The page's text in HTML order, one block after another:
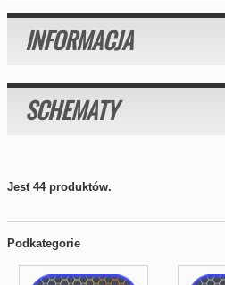
INFORMACJA
SCHEMATY
Jest 44 produktów.
Podkategorie